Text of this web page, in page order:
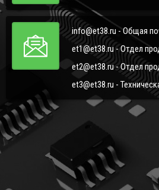
info@et38.ru - Общая
et1@et38.ru - Отдел
et2@et38.ru - Отдел
et3@et38.ru -